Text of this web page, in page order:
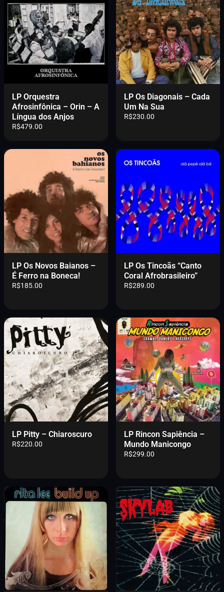
o
r
i
g
i
n
a
l
e
a
:
.
a
t
u
a
l
é
:
R
$
6
LP Orquestra
Afrosinfônica – Orin – A
Língua dos Anjos
R$479.00
LP Os Diagonais – Cada
Um Na Sua
R$230.00
LP Os Novos Baianos –
É Ferro na Boneca!
R$185.00
LP Os Tincoãs “Canto
Coral Afrobrasileiro”
R$289.00
LP Pitty – Chiaroscuro
R$220.00
LP Rincon Sapiência –
Mundo Manicongo
R$299.00